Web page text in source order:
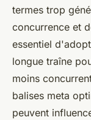
termes trop
concurrence et
essentiel
longue traîne
moins
balises meta
peuvent